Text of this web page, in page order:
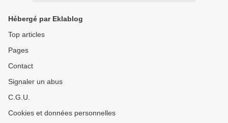
Hébergé par Eklablog
Top articles
Pages
Contact
Signaler un abus
C.G.U.
Cookies et données personnelles